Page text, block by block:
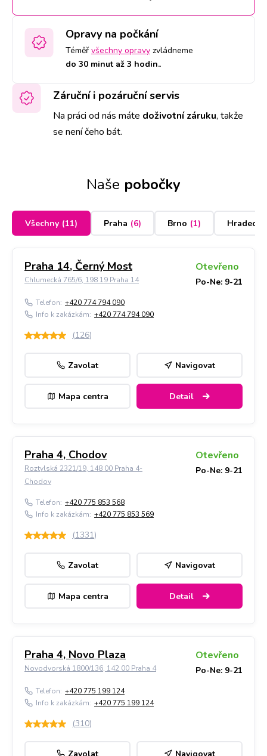
Opravy na počkání
Téměř všechny opravy zvládneme
do 30 minut až 3 hodin..
Záruční i pozáruční servis
Na práci od nás máte doživotní záruku, takže
se není čeho bát.
Naše pobočky
Všechny (11) Praha (6) Brno (1) Hradec
Praha 14, Černý Most
Chlumecká 765/6, 198 19 Praha 14
Otevřeno
Po-Ne: 9-21
Telefon: +420 774 794 090
Info k zakázkám: +420 774 794 090
(126)
Zavolat Navigovat
Mapa centra Detail
Praha 4, Chodov
Roztylská 2321/19, 148 00 Praha 4-
Chodov
Otevřeno
Po-Ne: 9-21
Telefon: +420 775 853 568
Info k zakázkám: +420 775 853 569
(1331)
Zavolat Navigovat
Mapa centra Detail
Praha 4, Novo Plaza
Novodvorská 1800/136, 142 00 Praha 4
Otevřeno
Po-Ne: 9-21
Telefon: +420 775 199 124
Info k zakázkám: +420 775 199 124
(310)
Zavolat Navigovat